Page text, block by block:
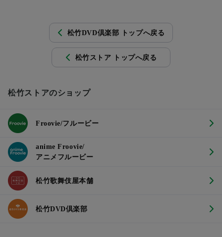
松竹DVD倶楽部 トップへ戻る
松竹ストア トップへ戻る
松竹ストアのショップ
Froovie/フルービー
anime Froovie/
アニメフルービー
松竹歌舞伎屋本舗
松竹DVD倶楽部